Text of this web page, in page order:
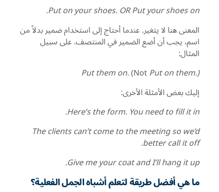
Put on your shoes. ORPut your shoes on.
المعنى هنا لا يتغير. عندما أحتاج إلى استخدام ضمير بدلاً من
اسم، يجب أن أضع الضمير في المنتصف. على سبيل
المثال:
Put them on.(NotPut on them.)
إليك بعض الأمثلة الأخرى:
Here’s the form. You need to fill it in.
The clients can’t come to the meeting so we’d
better call it off.
Give me your coat and I’ll hang it up.
ما هي أفضل طريقة لتعلم أشباه الجمل الفعلية؟